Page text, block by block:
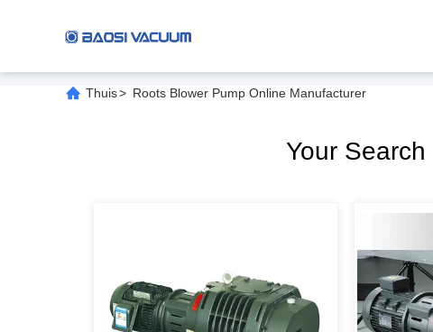
Thuis> Roots Blower Pump Online Manufacturer
Your Search